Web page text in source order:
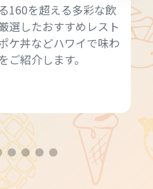
160を超える多彩な飲
選したおすすめレスト
ケ丼などハワイで味わ
紹介します。